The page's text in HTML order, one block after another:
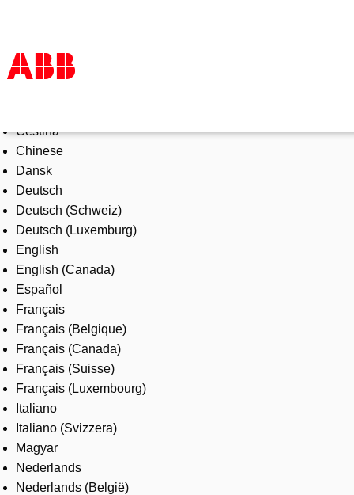
Products & Solutions
Industries
Services
About us
Where to buy
Contact us
Careers
Čeština
Chinese
Dansk
Deutsch
Deutsch (Schweiz)
Deutsch (Luxemburg)
English
English (Canada)
Español
Français
Français (Belgique)
Français (Canada)
Français (Suisse)
Français (Luxembourg)
Italiano
Italiano (Svizzera)
Magyar
Nederlands
Nederlands (België)